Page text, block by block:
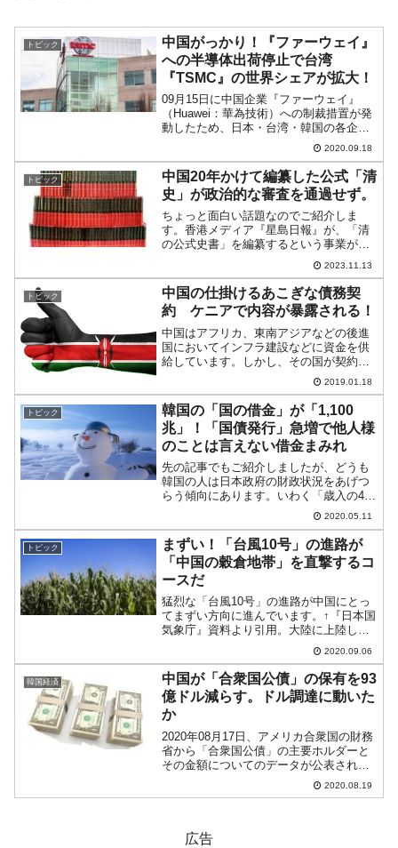
トピック
中国がっかり！『ファーウェイ』
への半導体出荷停止で台湾
『TSMC』の世界シェアが拡大！
09月15日に中国企業『ファーウェイ』
（Huawei：華為技術）への制裁措置が発
動したため、日本・台湾・韓国の各企業
は同社への半導体の出荷を停止しまし
た。『ファーウェイ』は大のお得意さん
だっため、各関連企業への業績悪化の影
響は避けられません...
2020.09.18
トピック
中国20年かけて編纂した公式「清
史」が政治的な審査を通過せず。
ちょっと面白い話題なのでご紹介しま
す。香港メディア『星島日報』が、「清
の公式史書」を編纂するという事業が頓
挫している――と報じているのです。記
事の一部を以下に引用してみます。『二
十四史』とは、古代中国の各王朝が記し
た二十四の史書の総称で、伝...
2023.11.13
トピック
中国の仕掛けるあこぎな債務契
約 ケニアで内容が暴露される！
中国はアフリカ、東南アジアなどの後進
国においてインフラ建設などに資金を供
給しています。しかし、その国が契約を
履行できない場合には、債務保全を名目
に資産の差し押さえを強行しています。
安易に中国から資本を入れ、大事な国の
資産が中国の手に渡るとい...
2019.01.18
トピック
韓国の「国の借金」が「1,100
兆」！「国債発行」急増で他人様
のことは言えない借金まみれ
先の記事でもご紹介しましたが、どうも
韓国の人は日本政府の財政状況をあげつ
らう傾向にあります。いわく「歳入の4割
を国債で補っている赤字の国である」
と。上の記事で引いた『ソウルファイナ
ンス』のコラムでは、ソン主筆がまさに
そのようなことをおっしゃ...
2020.05.11
トピック
まずい！「台風10号」の進路が
「中国の穀倉地帯」を直撃するコ
ースだ
猛烈な「台風10号」の進路が中国にとっ
てまずい方向に進んでいます。↑『日本国
気象庁』資料より引用。大陸に上陸し黒
竜江省に被害を与えるコースに進行する
と予測朝鮮半島に上陸して、北朝鮮はも
ちろん中国の黒竜江省に被害を与えるコ
ースに進む予定です...
2020.09.06
韓国経済
中国が「合衆国公債」の保有を93
億ドル減らす。ドル調達に動いた
か
2020年08月17日、アメリカ合衆国の財務
省から「合衆国公債」の主要ホルダーと
その金額についてのデータが公表されま
した。中国は06月に前月比で「93億ド
ル」も減らしました。以下のグラフをご
2020.08.19
広告